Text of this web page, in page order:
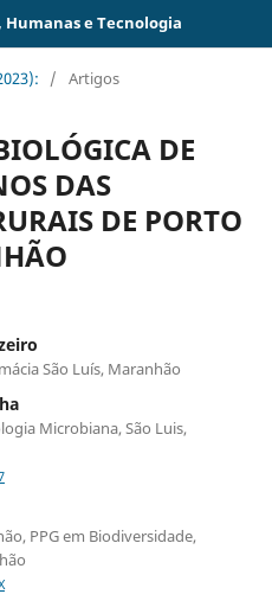
e Tecnologia
/ Artigos
DE
DAS
DE PORTO
São Luís, Maranhão
Microbiana, São Luis,
PPG em Biodiversidade,